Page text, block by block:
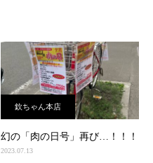
欽ちゃん本店
幻の「肉の日号」再び…！！！
2023.07.13